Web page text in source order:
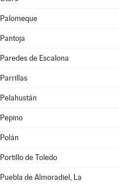
Palomeque
Pantoja
Paredes de Escalona
Parrillas
Pelahustán
Pepino
Polán
Portillo de Toledo
Puebla de Almoradiel, La